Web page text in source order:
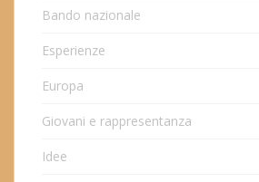
Bando nazionale
Esperienze
Europa
Giovani e rappresentanza
Idee